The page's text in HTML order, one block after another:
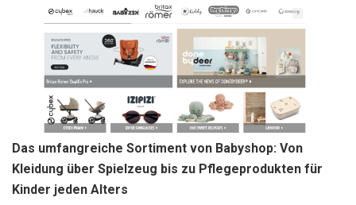
Das umfangreiche Sortiment von Babyshop: Von
Kleidung über Spielzeug bis zu Pflegeprodukten für
Kinder jeden Alters